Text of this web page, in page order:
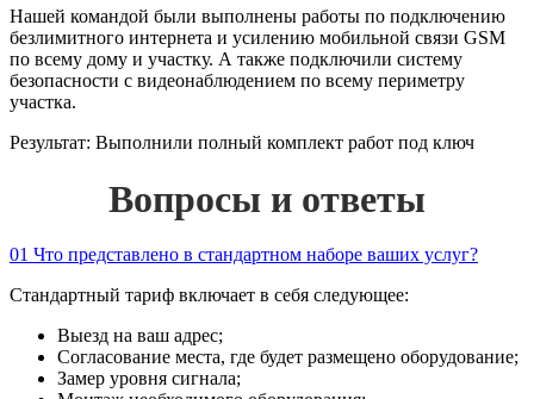
Нашей командой были выполнены работы по подключению
безлимитного интернета и усилению мобильной связи GSM
по всему дому и участку. А также подключили систему
безопасности с видеонаблюдением по всему периметру
участка.
Результат: Выполнили полный комплект работ под ключ
Вопросы и ответы
01 Что представлено в стандартном наборе ваших услуг?
Стандартный тариф включает в себя следующее:
Выезд на ваш адрес;
Согласование места, где будет размещено оборудование;
Замер уровня сигнала;